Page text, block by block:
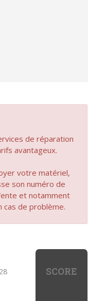
de réparation
avantageux.
votre matériel,
son numéro de
et notamment
de problème.
SCORE